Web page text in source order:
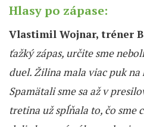
Hlasy po zápase:
Vlastimil Wojnar, tréner
ťažký zápas, určite sme
duel. Žilina mala viac puk na
Spamätali sme sa až v
tretina už spĺňala to, čo sme